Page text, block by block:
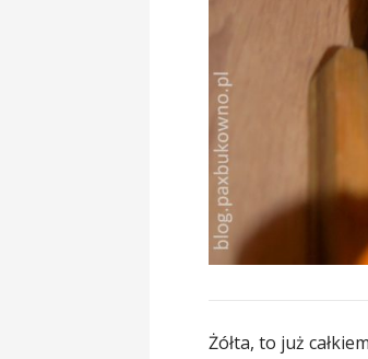
Żółta, to już